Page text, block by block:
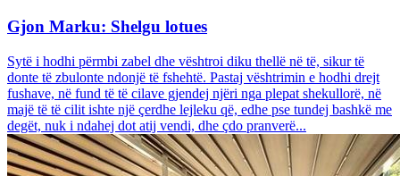
Gjon Marku: Shelgu lotues
Sytë i hodhi përmbi zabel dhe vështroi diku thellë në të, sikur të
donte të zbulonte ndonjë të fshehtë. Pastaj vështrimin e hodhi drejt
fushave, në fund të të cilave gjendej njëri nga plepat shekullorë, në
majë të të cilit ishte një çerdhe lejleku që, edhe pse tundej bashkë me
degët, nuk i ndahej dot atij vendi, dhe çdo pranverë...